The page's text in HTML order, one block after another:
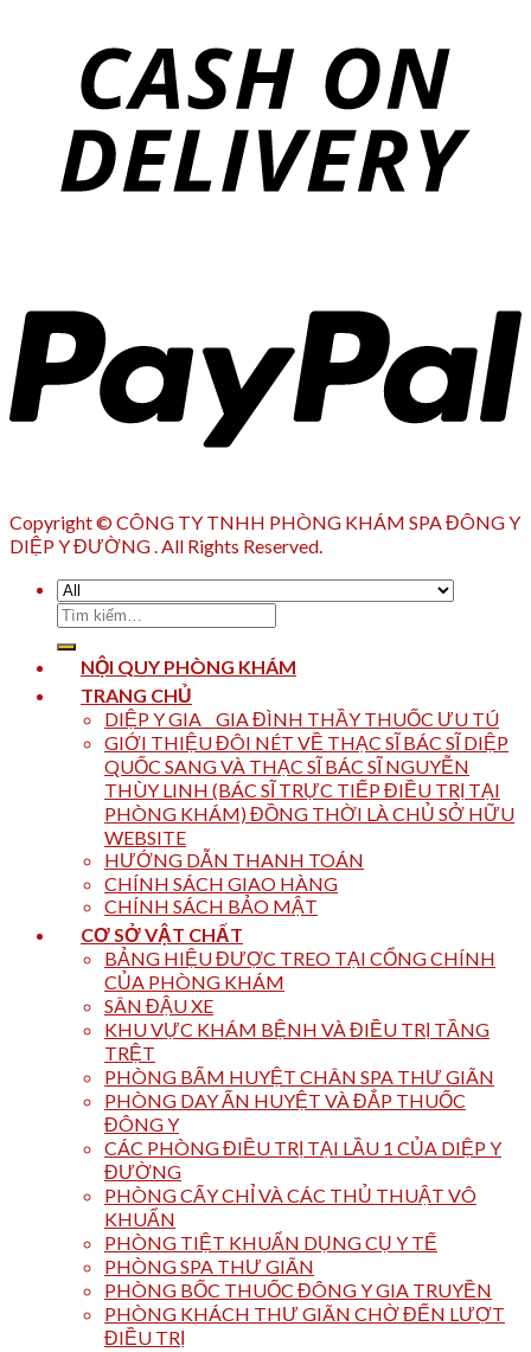
Copyright © CÔNG TY TNHH PHÒNG KHÁM SPA ĐÔNG Y
DIỆP Y ĐƯỜNG . All Rights Reserved.
Tìm
kiếm:
NỘI QUY PHÒNG KHÁM
TRANG CHỦ
DIỆP Y GIA _ GIA ĐÌNH THẦY THUỐC ƯU TÚ
GIỚI THIỆU ĐÔI NÉT VỀ THẠC SĨ BÁC SĨ DIỆP
QUỐC SANG VÀ THẠC SĨ BÁC SĨ NGUYỄN
THÙY LINH (BÁC SĨ TRỰC TIẾP ĐIỀU TRỊ TẠI
PHÒNG KHÁM) ĐỒNG THỜI LÀ CHỦ SỞ HỮU
WEBSITE
HƯỚNG DẪN THANH TOÁN
CHÍNH SÁCH GIAO HÀNG
CHÍNH SÁCH BẢO MẬT
CƠ SỞ VẬT CHẤT
BẢNG HIỆU ĐƯỢC TREO TẠI CỔNG CHÍNH
CỦA PHÒNG KHÁM
SÂN ĐẬU XE
KHU VỰC KHÁM BỆNH VÀ ĐIỀU TRỊ TẦNG
TRỆT
PHÒNG BẤM HUYỆT CHÂN SPA THƯ GIÃN
PHÒNG DAY ẤN HUYỆT VÀ ĐẮP THUỐC
ĐÔNG Y
CÁC PHÒNG ĐIỀU TRỊ TẠI LẦU 1 CỦA DIỆP Y
ĐƯỜNG
PHÒNG CẤY CHỈ VÀ CÁC THỦ THUẬT VÔ
KHUẨN
PHÒNG TIỆT KHUẨN DỤNG CỤ Y TẾ
PHÒNG SPA THƯ GIÃN
PHÒNG BỐC THUỐC ĐÔNG Y GIA TRUYỀN
PHÒNG KHÁCH THƯ GIÃN CHỜ ĐẾN LƯỢT
ĐIỀU TRỊ